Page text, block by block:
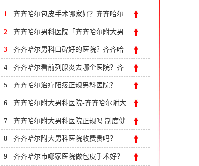
1 齐齐哈尔包皮手术哪家好？齐齐哈尔
割包皮的费用
2 齐齐哈尔男科医院「齐齐哈尔附大男
科医院」收费正规
3 齐齐哈尔男科口碑好的医院？齐齐哈
尔附大男科医院男科是正规的吗？
4 齐齐哈尔看前列腺炎去哪个医院？齐
齐哈尔附大男科医院
5 齐齐哈尔治疗阳痿正规男科医院？
6 齐齐哈尔附大男科医院-齐齐哈尔附大
男科医院咨询
7 齐齐哈尔附大男科医院正规吗 制度健
全,收费合理
8 齐齐哈尔附大男科医院收费贵吗？
9 齐齐哈尔市哪家医院做包皮手术好？